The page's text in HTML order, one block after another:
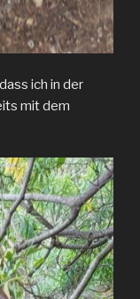
ich in der
mit dem